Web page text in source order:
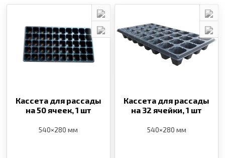
Кассета для рассады
на 50 ячеек,1 шт
540×280 мм
Кассета для рассады
на 32 ячейки,1 шт
540×280 мм